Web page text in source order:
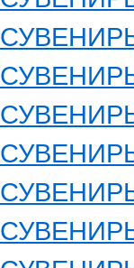
СУВЕНИРЫ
СУВЕНИРЫ